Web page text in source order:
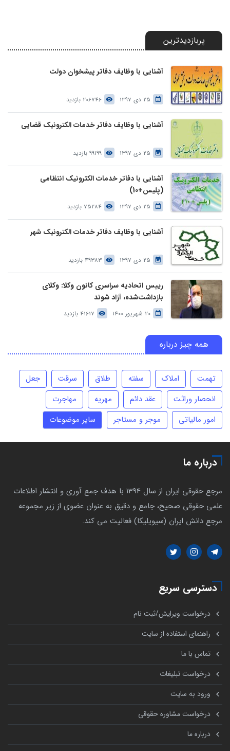
پربازدیدترین
آشنایی با وظایف دفاتر پیشخوان دولت
25 دی 1397 206746 بازدید
آشنایی با وظایف دفاتر خدمات الکترونیک قضایی
25 دی 1397 99199 بازدید
آشنایی با دفاتر خدمات الکترونیک انتظامی
(پلیس+10)
25 دی 1397 75284 بازدید
آشنایی با وظایف دفاتر خدمات الکترونیک شهر
25 دی 1397 49383 بازدید
رییس اتحادیه سراسری کانون وکلا: وکلای
بازداشت‌شده، آزاد شوند
20 شهریور 1400 41617 بازدید
همه چیز درباره
تهمت املاک سفته طلاق سرقت
جعل
انحصار وراثت
عقد دائم مهریه
مهاجرت
امور مالیاتی
موجر و مستاجر سایر موضوعات
درباره ما
مرجع حقوقی ایران از سال 1394 با هدف جمع آوری و انتشار اطلاعات
علمی حقوقی صحیح، جامع و دقیق به عنوان عضوی از زیر مجموعه
مرجع دانش ایران (سیویلیکا) فعالیت می کند.
دسترسی سریع
درخواست ویرایش/ثبت نام
راهنمای استفاده از سایت
تماس با ما
درخواست تبلیغات
ورود به سایت
درخواست مشاوره حقوقی
درباره ما